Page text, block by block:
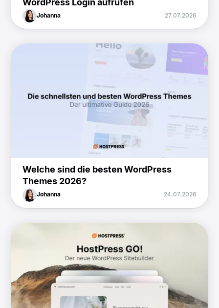
WordPress Login aufrufen
Johanna 27.07.2026
Welche sind die besten WordPress
Themes 2026?
Johanna 24.07.2026